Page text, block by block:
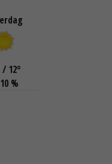
/ 12°
10 %